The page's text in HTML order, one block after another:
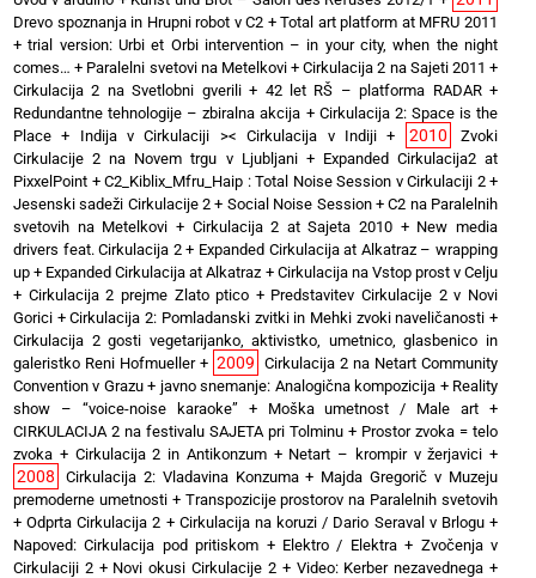
Drevo spoznanja in Hrupni robot v C2 +Total art platform at MFRU 2011
+trial version: Urbi et Orbi intervention – in your city, when the night
comes… + Paralelni svetovi na Metelkovi+Cirkulacija 2 na Sajeti 2011 +
Cirkulacija 2 na Svetlobni gverili+ 42 let RŠ – platforma RADAR+
Redundantne tehnologije – zbiralna akcija + Cirkulacija 2: Space is the
Place + Indija v Cirkulaciji >< Cirkulacija v Indiji+ 2010
Zvoki
Cirkulacije 2 na Novem trgu v Ljubljani+ Expanded Cirkulacija2 at
PixxelPoint + C2_Kiblix_Mfru_Haip : Total Noise Session v Cirkulaciji 2+
Jesenski sadeži Cirkulacije 2 + Social Noise Session+C2 na Paralelnih
svetovih na Metelkovi + Cirkulacija 2 at Sajeta 2010 + New media
drivers feat. Cirkulacija 2+ Expanded Cirkulacija at Alkatraz – wrapping
up + Expanded Cirkulacija at Alkatraz + Cirkulacija na Vstop prost v Celju
+ Cirkulacija 2 prejme Zlato ptico + Predstavitev Cirkulacije 2 v Novi
Gorici +Cirkulacija 2: Pomladanski zvitki in Mehki zvoki naveličanosti +
Cirkulacija 2 gosti vegetarijanko, aktivistko, umetnico, glasbenico in
galeristko Reni Hofmueller+ 2009 Cirkulacija 2 na Netart Community
Convention v Grazu+ javno snemanje: Analogična kompozicija + Reality
show – “voice-noise karaoke”+ Moška umetnost / Male art +
CIRKULACIJA 2 na festivalu SAJETA pri Tolminu + Prostor zvoka = telo
zvoka + Cirkulacija 2 in Antikonzum+ Netart – krompir v žerjavici +
2008 Cirkulacija 2: Vladavina Konzuma+ Majda Gregorič v Muzeju
premoderne umetnosti+ Transpozicije prostorov na Paralelnih svetovih
+Odprta Cirkulacija 2 + Cirkulacija na koruzi / Dario Seraval v Brlogu+
Napoved: Cirkulacija pod pritiskom + Elektro / Elektra+ Zvočenja v
Cirkulaciji 2+ Novi okusi Cirkulacije 2+ Video: Kerber nezavednega +